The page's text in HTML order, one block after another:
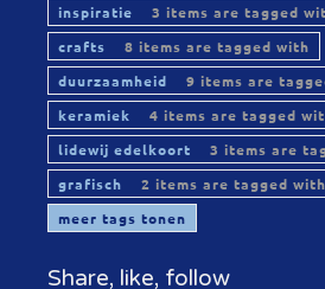
inspiratie
3 items are tagged
crafts
8 items are tagged with
duurzaamheid
9 items are
keramiek
4 items are tagged
lidewij edelkoort
3 items are
grafisch
2 items are tagged with
meer tags tonen
Share, like, follow